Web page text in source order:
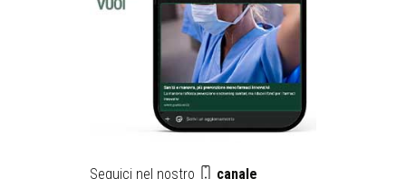
Seguici nel nostro
canale